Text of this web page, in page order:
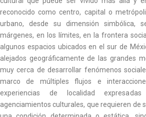
reconocido como centro, capital o
urbano, desde su dimensión simbólica,
márgenes, en los límites, en la frontera
algunos espacios ubicados en el sur de
alejados geográficamente de las grandes
muy cerca de desarrollar fenómenos
marco de múltiples flujos e
experiencias de localidad
agenciamientos culturales, que requieren de